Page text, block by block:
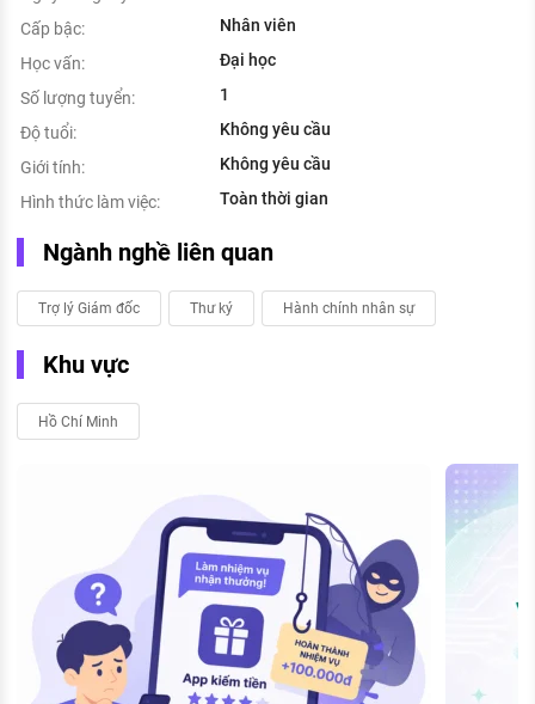
Cấp bậc:
Nhân viên
Học vấn:
Đại học
Số lượng tuyển:
1
Độ tuổi:
Không yêu cầu
Giới tính:
Không yêu cầu
Hình thức làm việc:
Toàn thời gian
Ngành nghề liên quan
Trợ lý Giám đốc Thư ký Hành chính nhân sự
Khu vực
Hồ Chí Minh